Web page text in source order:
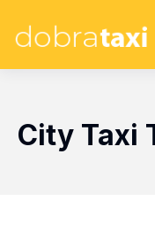
City Taxi